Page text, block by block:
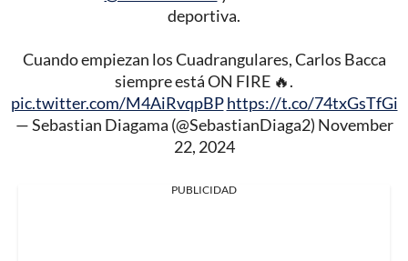
deportiva.
Cuando empiezan los Cuadrangulares, Carlos Bacca
siempre está ON FIRE 🔥.
pic.twitter.com/M4AiRvqpBP https://t.co/74txGsTfGi
— Sebastian Diagama (@SebastianDiaga2) November
22, 2024
PUBLICIDAD